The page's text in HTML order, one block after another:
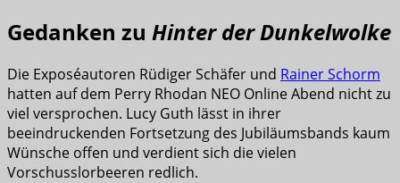
Gedanken zu Hinter der Dunkelwolke
Die Exposéautoren Rüdiger Schäfer und Rainer Schorm
hatten auf dem Perry Rhodan NEO Online Abend nicht zu
viel versprochen. Lucy Guth lässt in ihrer
beeindruckenden Fortsetzung des Jubiläumsbands kaum
Wünsche offen und verdient sich die vielen
Vorschusslorbeeren redlich.